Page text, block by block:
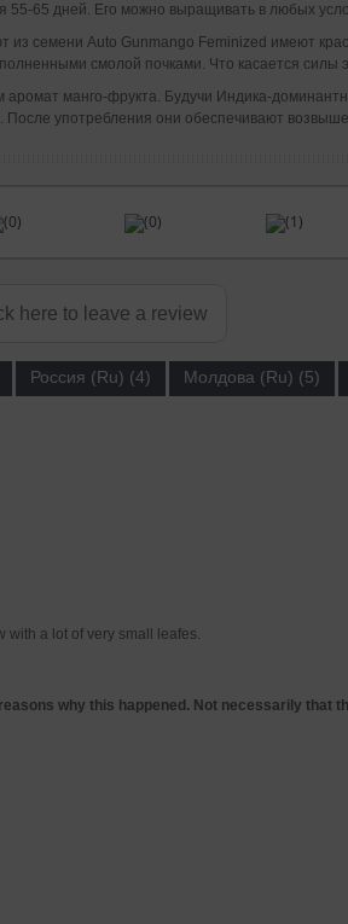
65 дней. Его можно выращивать в любых
семени Auto Gunmango Feminized имеют
смолой почками. Что касается силы
манго-фрукта. Будучи Индика-
употребления они обеспечивают
(0) (0) (1)
here to leave a review
Россия (Ru) (4) Молдова (Ru) (5)
with a lot of very small leafes.
why this happened. Not necessarily that